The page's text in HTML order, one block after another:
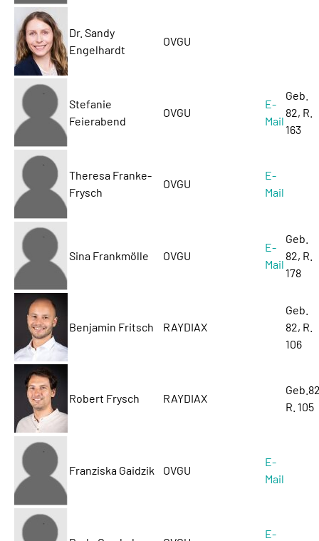
Dr. Sandy
Engelhardt
OVGU
Stefanie
Feierabend
OVGU
E-
Mail
Geb.
82, R.
163
Theresa Franke-
Frysch
OVGU
E-
Mail
Sina Frankmölle OVGU
E-
Mail
Geb.
82, R.
178
Benjamin Fritsch RAYDIAX
Geb.
82, R.
106
Robert Frysch RAYDIAX
R. 105
Franziska Gaidzik OVGU
E-
Mail
E-